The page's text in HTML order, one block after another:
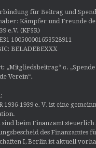
für Beitrag und
Kämpfer und Freunde
e.V. (KFSR)
100500001653528911
BELADEBEXXX
„Mitgliedsbeitrag“ o. „Spende
Verein“.
1936-1939 e. V. ist eine
sind beim Finanzamt steuerlich
des Finanzamtes
I, Berlin ist aktuell